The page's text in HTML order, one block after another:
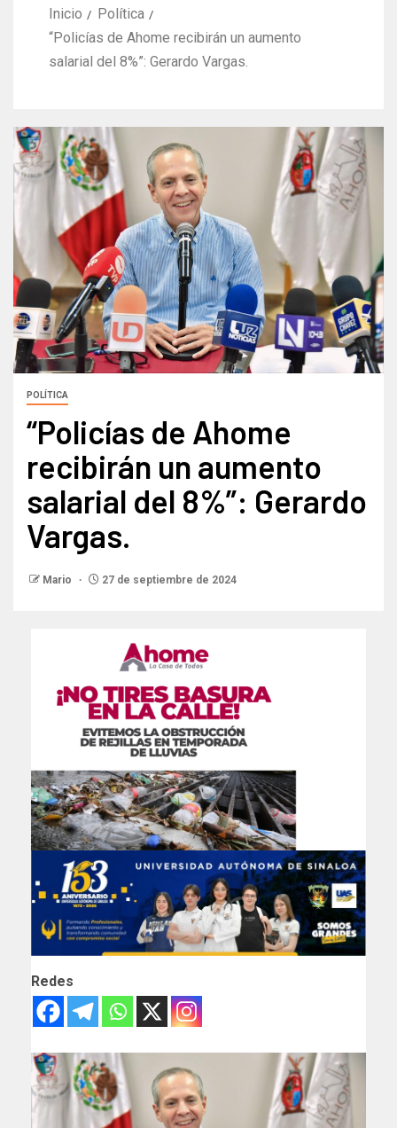
Inicio
Política
“Policías de Ahome recibirán un aumento
salarial del 8%”: Gerardo Vargas.
POLÍTICA
“Policías de Ahome
recibirán un aumento
salarial del 8%”: Gerardo
Vargas.
Mario 27 de septiembre de 2024
Redes